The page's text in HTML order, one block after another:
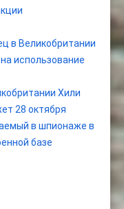
в Великобритании
использование
Хили
28 октября
в шпионаже в
базе